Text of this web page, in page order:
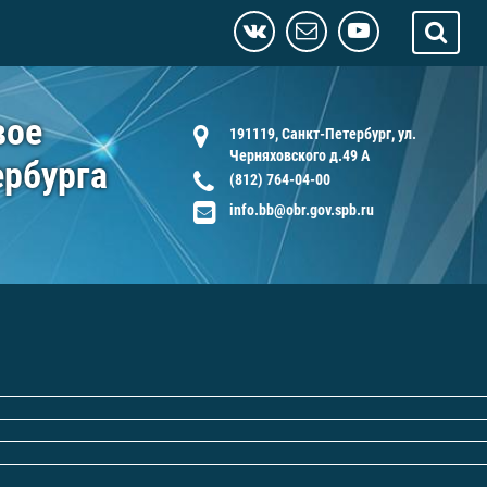
191119, Санкт-Петербург, ул.
Черняховского д.49 А
(812) 764-04-00
info.bb@obr.gov.spb.ru